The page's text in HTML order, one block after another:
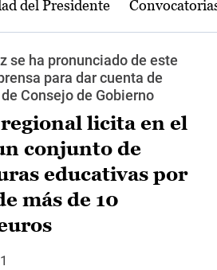
del Presidente
se ha pronunciado de este
para dar cuenta de
Consejo de Gobierno
licita en el
conjunto de
educativas por
más de 10